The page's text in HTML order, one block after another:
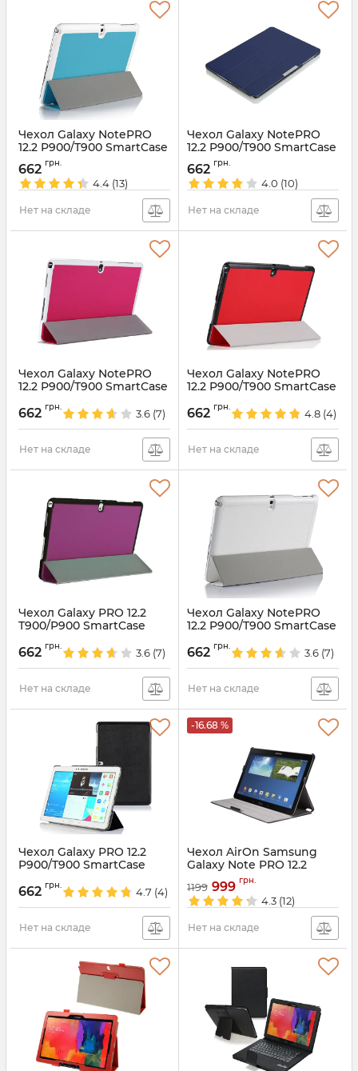
Чехол Galaxy NotePRO
12.2 P900/T900 SmartCase
SKY-Blue
Артикул: 1355
662 грн.
4.4 (13)
Нет на складе
Чехол Galaxy NotePRO
12.2 P900/T900 SmartCase
NavyBlue
Артикул: 1353
662 грн.
4.0 (10)
Нет на складе
Чехол Galaxy NotePRO
12.2 P900/T900 SmartCase
Артикул: 1352
662 грн.
3.6 (7)
Нет на складе
Чехол Galaxy NotePRO
12.2 P900/T900 SmartCase
Артикул: 1351
662 грн.
4.8 (4)
Нет на складе
Чехол Galaxy PRO 12.2
T900/P900 SmartCase
Артикул: 1350
662 грн.
3.6 (7)
Нет на складе
Чехол Galaxy NotePRO
12.2 P900/T900 SmartCase
Артикул: 1356
662 грн.
3.6 (7)
Нет на складе
Чехол Galaxy PRO 12.2
P900/T900 SmartCase
662 грн.
4.7 (4)
Нет на складе
-16.68 %
Чехол AirOn Samsung
Galaxy Note PRO 12.2
Артикул:986
1199 999 грн.
4.3 (12)
Нет на складе